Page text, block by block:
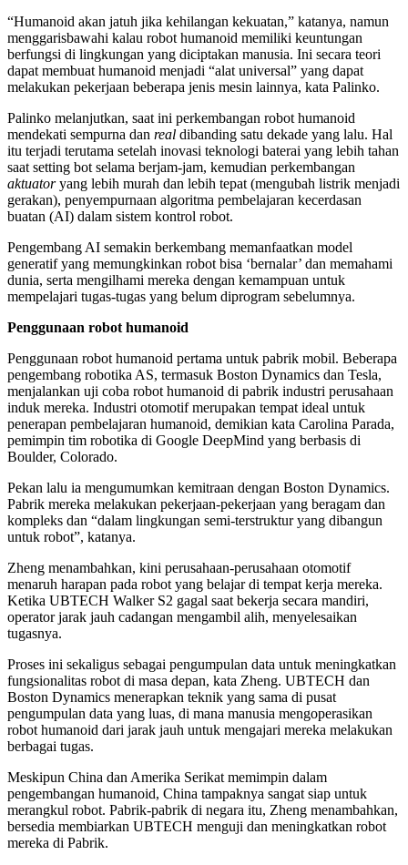
“Humanoid akan jatuh jika kehilangan kekuatan,” katanya, namun
menggarisbawahi kalau robot humanoid memiliki keuntungan
berfungsi di lingkungan yang diciptakan manusia. Ini secara teori
dapat membuat humanoid menjadi “alat universal” yang dapat
melakukan pekerjaan beberapa jenis mesin lainnya, kata Palinko.
Palinko melanjutkan, saat ini perkembangan robot humanoid
mendekati sempurna dan real dibanding satu dekade yang lalu. Hal
itu terjadi terutama setelah inovasi teknologi baterai yang lebih tahan
saat setting bot selama berjam-jam, kemudian perkembangan
aktuatoryang lebih murah dan lebih tepat (mengubah listrik menjadi
gerakan), penyempurnaan algoritma pembelajaran kecerdasan
buatan (AI) dalam sistem kontrol robot.
Pengembang AI semakin berkembang memanfaatkan model
generatif yang memungkinkan robot bisa ‘bernalar’ dan memahami
dunia, serta mengilhami mereka dengan kemampuan untuk
mempelajari tugas-tugas yang belum diprogram sebelumnya.
Penggunaan robot humanoid
Penggunaan robot humanoid pertama untuk pabrik mobil. Beberapa
pengembang robotika AS, termasuk Boston Dynamics dan Tesla,
menjalankan uji coba robot humanoid di pabrik industri perusahaan
induk mereka. Industri otomotif merupakan tempat ideal untuk
penerapan pembelajaran humanoid, demikian kata Carolina Parada,
pemimpin tim robotika di Google DeepMind yang berbasis di
Boulder, Colorado.
Pekan lalu ia mengumumkan kemitraan dengan Boston Dynamics.
Pabrik mereka melakukan pekerjaan-pekerjaan yang beragam dan
kompleks dan “dalam lingkungan semi-terstruktur yang dibangun
untuk robot”, katanya.
Zheng menambahkan, kini perusahaan-perusahaan otomotif
menaruh harapan pada robot yang belajar di tempat kerja mereka.
Ketika UBTECH Walker S2 gagal saat bekerja secara mandiri,
operator jarak jauh cadangan mengambil alih, menyelesaikan
tugasnya.
Proses ini sekaligus sebagai pengumpulan data untuk meningkatkan
fungsionalitas robot di masa depan, kata Zheng. UBTECH dan
Boston Dynamics menerapkan teknik yang sama di pusat
pengumpulan data yang luas, di mana manusia mengoperasikan
robot humanoid dari jarak jauh untuk mengajari mereka melakukan
berbagai tugas.
Meskipun China dan Amerika Serikat memimpin dalam
pengembangan humanoid, China tampaknya sangat siap untuk
merangkul robot. Pabrik-pabrik di negara itu, Zheng menambahkan,
bersedia membiarkan UBTECH menguji dan meningkatkan robot
mereka di Pabrik.